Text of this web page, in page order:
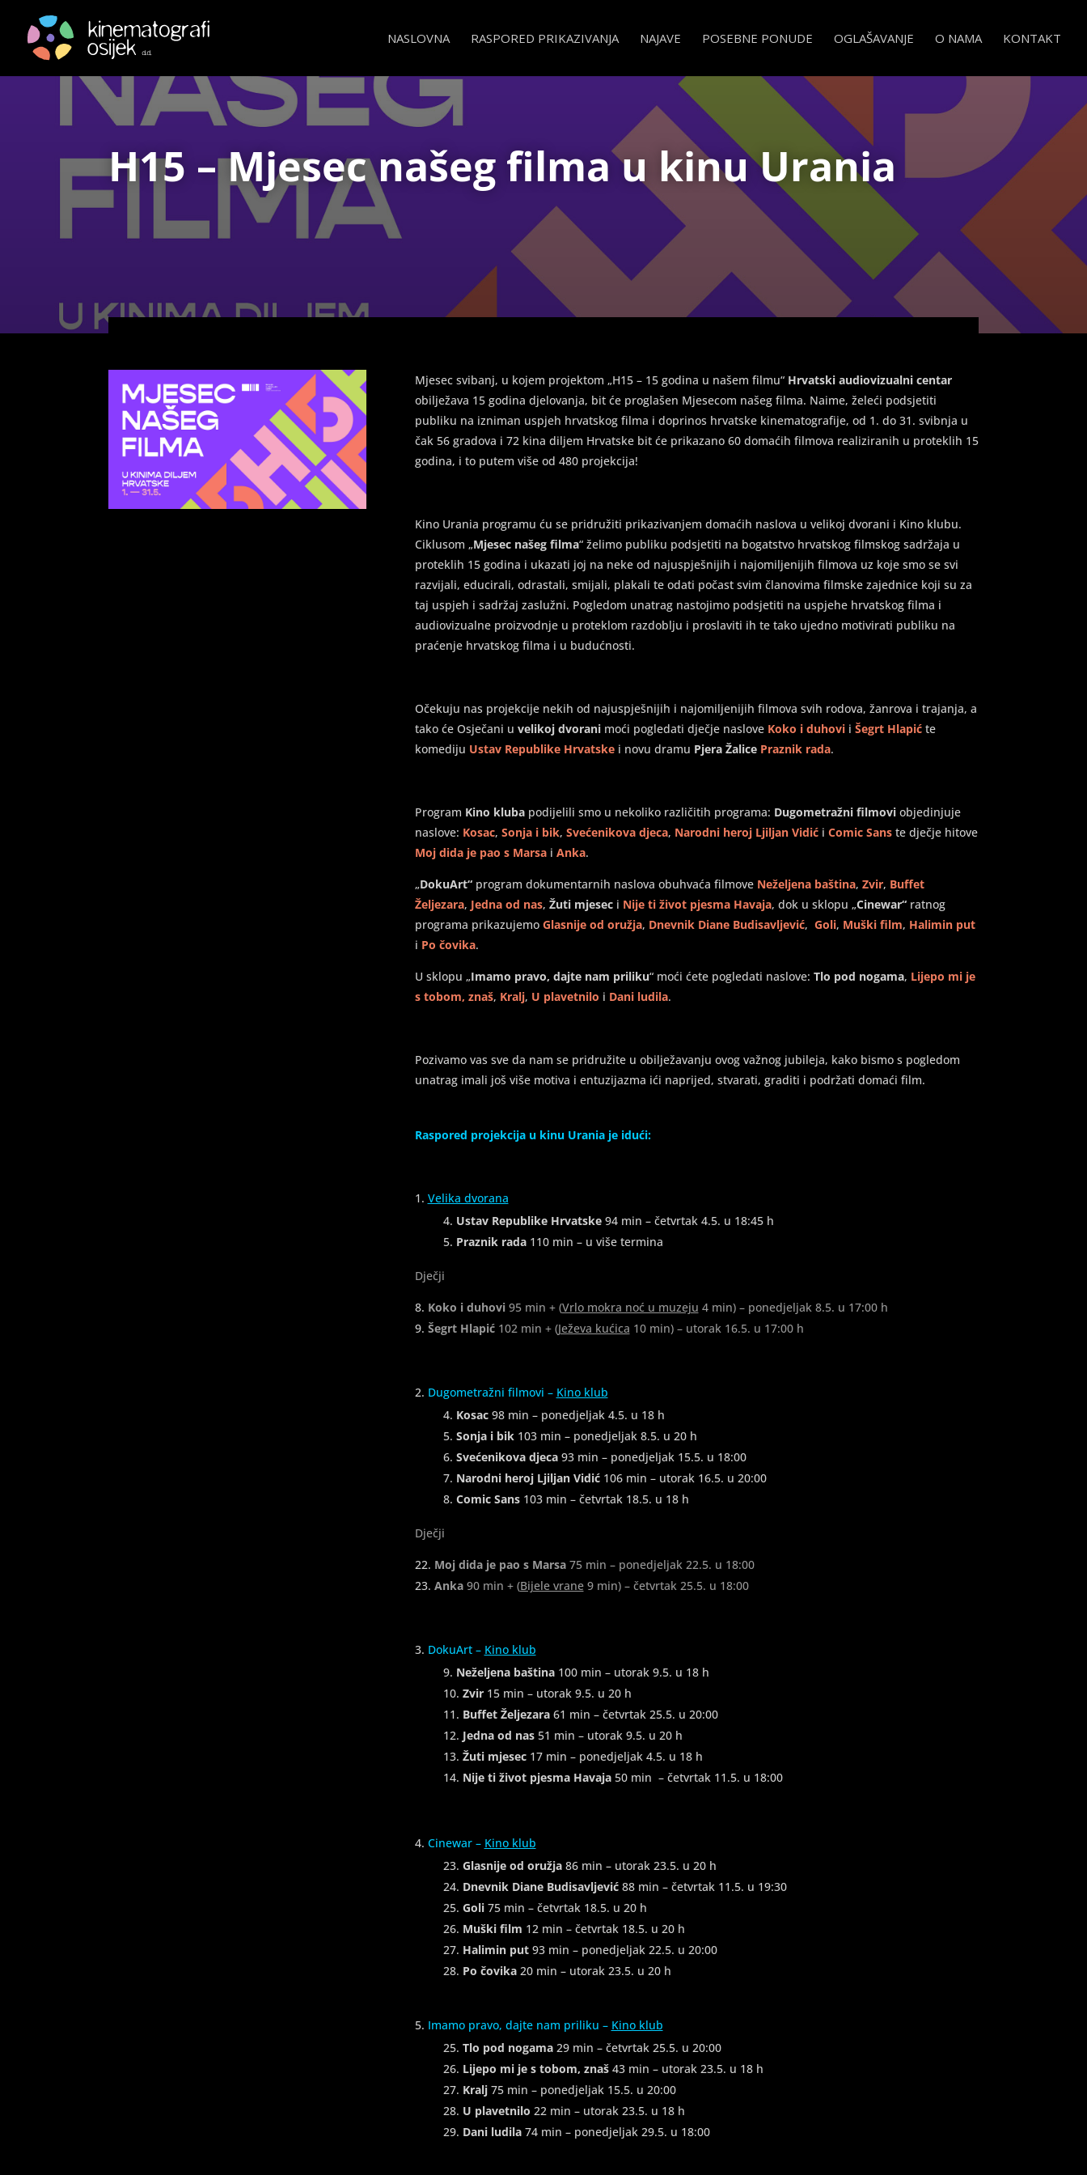
NASLOVNA RASPORED PRIKAZIVANJA NAJAVE POSEBNE PONUDE OGLAŠAVANJE O NAMA KONTAKT
H15 – Mjesec našeg filma u kinu Urania
Mjesec svibanj, u kojem projektom „H15 – 15 godina u našem filmu“ Hrvatski audiovizualni centar
obilježava 15 godina djelovanja, bit će proglašen Mjesecom našeg filma. Naime, želeći podsjetiti
publiku na izniman uspjeh hrvatskog filma i doprinos hrvatske kinematografije, od 1. do 31. svibnja u
čak 56 gradova i 72 kina diljem Hrvatske bit će prikazano 60 domaćih filmova realiziranih u proteklih 15
godina, i to putem više od 480 projekcija!
Kino Urania programu ću se pridružiti prikazivanjem domaćih naslova u velikoj dvorani i Kino klubu.
Ciklusom „Mjesec našeg filma“ želimo publiku podsjetiti na bogatstvo hrvatskog filmskog sadržaja u
proteklih 15 godina i ukazati joj na neke od najuspješnijih i najomiljenijih filmova uz koje smo se svi
razvijali, educirali, odrastali, smijali, plakali te odati počast svim članovima filmske zajednice koji su za
taj uspjeh i sadržaj zaslužni. Pogledom unatrag nastojimo podsjetiti na uspjehe hrvatskog filma i
audiovizualne proizvodnje u proteklom razdoblju i proslaviti ih te tako ujedno motivirati publiku na
praćenje hrvatskog filma i u budućnosti.
Očekuju nas projekcije nekih od najuspješnijih i najomiljenijih filmova svih rodova, žanrova i trajanja, a
tako će Osječani u velikoj dvoranimoći pogledati dječje naslove Koko i duhovii Šegrt Hlapićte
komediju Ustav Republike Hrvatskei novu dramu Pjera Žalice Praznik rada.
Program Kino klubapodijelili smo u nekoliko različitih programa: Dugometražni filmoviobjedinjuje
naslove: Kosac, Sonja i bik, Svećenikova djeca, Narodni heroj Ljiljan Vidići Comic Sanste dječje hitove
Moj dida je pao s Marsai Anka.
„DokuArt“program dokumentarnih naslova obuhvaća filmove Neželjena baština, Zvir, Buffet
Željezara, Jedna od nas, Žuti mjeseci Nije ti život pjesma Havaja, dok u sklopu „Cinewar“ratnog
programa prikazujemo Glasnije od oružja, Dnevnik Diane Budisavljević, Goli, Muški film, Halimin put
i Po čovika.
U sklopu „Imamo pravo, dajte nam priliku“ moći ćete pogledati naslove: Tlo pod nogama, Lijepo mi je
s tobom, znaš, Kralj, U plavetnilo i Dani ludila.
Pozivamo vas sve da nam se pridružite u obilježavanju ovog važnog jubileja, kako bismo s pogledom
unatrag imali još više motiva i entuzijazma ići naprijed, stvarati, graditi i podržati domaći film.
Raspored projekcija u kinu Urania je idući:
Velika dvorana
Ustav Republike Hrvatske94 min – četvrtak 4.5. u 18:45 h
Praznik rada110 min – u više termina
Dječji
Koko i duhovi95 min + (Vrlo mokra noć u muzeju 4 min) – ponedjeljak 8.5. u 17:00 h
Šegrt Hlapić102 min + (Ježeva kućica 10 min) – utorak 16.5. u 17:00 h
Dugometražni filmovi – Kino klub
Kosac98 min – ponedjeljak 4.5. u 18 h
Sonja i bik103 min – ponedjeljak 8.5. u 20 h
Svećenikova djeca93 min – ponedjeljak 15.5. u 18:00
Narodni heroj Ljiljan Vidić106 min – utorak 16.5. u 20:00
Comic Sans103 min – četvrtak 18.5. u 18 h
Dječji
Moj dida je pao s Marsa75 min – ponedjeljak 22.5. u 18:00
Anka90 min + (Bijele vrane9 min) – četvrtak 25.5. u 18:00
DokuArt – Kino klub
Neželjena baština100 min – utorak 9.5. u 18 h
Zvir15 min – utorak 9.5. u 20 h
Buffet Željezara61 min – četvrtak 25.5. u 20:00
Jedna od nas51 min – utorak 9.5. u 20 h
Žuti mjesec17 min – ponedjeljak 4.5. u 18 h
Nije ti život pjesma Havaja50 min – četvrtak 11.5. u 18:00
Cinewar – Kino klub
Glasnije od oružja86 min – utorak 23.5. u 20 h
Dnevnik Diane Budisavljević88 min – četvrtak 11.5. u 19:30
Goli75 min – četvrtak 18.5. u 20 h
Muški film 12 min – četvrtak 18.5. u 20 h
Halimin put93 min – ponedjeljak 22.5. u 20:00
Po čovika20 min – utorak 23.5. u 20 h
Imamo pravo, dajte nam priliku – Kino klub
Tlo pod nogama29 min – četvrtak 25.5. u 20:00
Lijepo mi je s tobom, znaš43 min – utorak 23.5. u 18 h
Kralj75 min – ponedjeljak 15.5. u 20:00
U plavetnilo 22 min – utorak 23.5. u 18 h
Dani ludila74 min – ponedjeljak 29.5. u 18:00